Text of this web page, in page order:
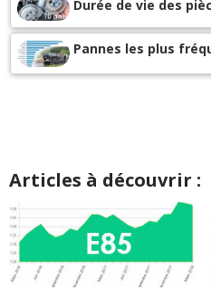
Pas de probléme (+)
Une véritable catastrophe l
été changer et la voiture a
vais devoir changer les 4
suite >>
+ d'INFOSsur la
Durée de vie des
Pannes les plus
Articles à découvrir :